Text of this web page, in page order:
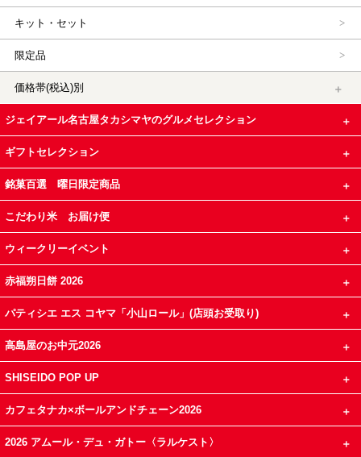
キット・セット
限定品
価格帯(税込)別
ジェイアール名古屋タカシマヤのグルメセレクション
ギフトセレクション
銘菓百選 曜日限定商品
こだわり米 お届け便
ウィークリーイベント
赤福朔日餅 2026
パティシエ エス コヤマ「小山ロール」(店頭お受取り)
高島屋のお中元2026
SHISEIDO POP UP
カフェタナカ×ボールアンドチェーン2026
2026 アムール・デュ・ガトー〈ラルケスト〉